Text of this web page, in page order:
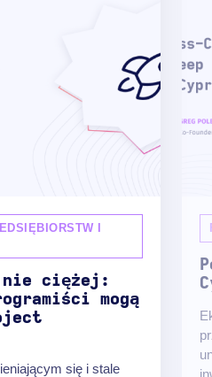
I
nie ciężej:
mogą
się i stale